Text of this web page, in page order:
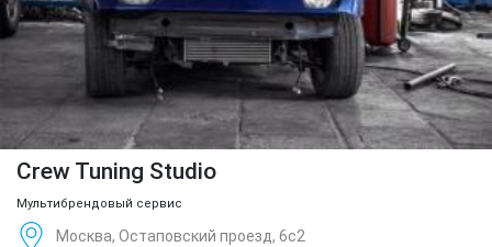
Crew Tuning Studio
Мультибрендовый сервис
Москва, Остаповский проезд, 6с2